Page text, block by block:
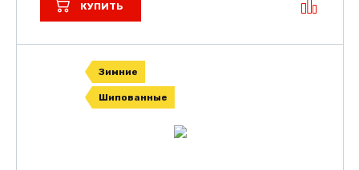
КУПИТЬ
Зимние
Шипованные